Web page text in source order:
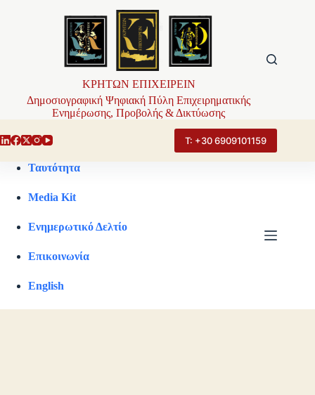
ΚΡΗΤΩΝ ΕΠΙΧΕΙΡΕΙΝ
Δημοσιογραφική Ψηφιακή Πύλη Επιχειρηματικής
Ενημέρωσης, Προβολής & Δικτύωσης
Τ: +30 6909101159
Ταυτότητα
Media Kit
Ενημερωτικό Δελτίο
Επικοινωνία
English